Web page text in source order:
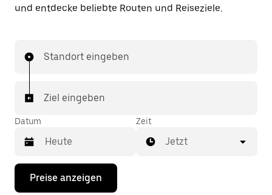
und entdecke beliebte Routen und Reiseziele.
Standort eingeben
Ziel eingeben
Datum
Drücke
Nach-
Zeit
Jetzt
Preise anzeigen